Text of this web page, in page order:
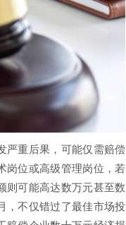
重后果，可能仅需赔偿
岗位或高级管理岗位，若
则可能高达数万元甚至数
，不仅错过了最佳市场投